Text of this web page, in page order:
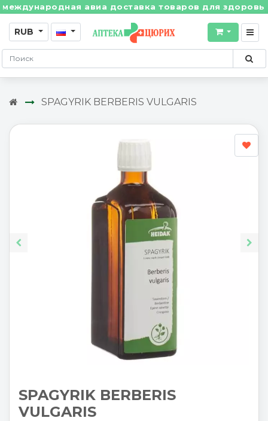
авиа доставка товаров для здоровья
RUB
SPAGYRIK BERBERIS VULGARIS
SPAGYRIK BERBERIS
VULGARIS